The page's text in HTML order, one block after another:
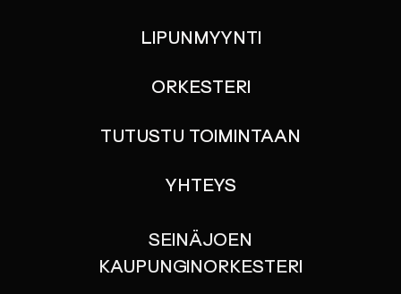
LIPUNMYYNTI
ORKESTERI
TUTUSTU TOIMINTAAN
YHTEYS
SEINÄJOEN
KAUPUNGINORKESTERI